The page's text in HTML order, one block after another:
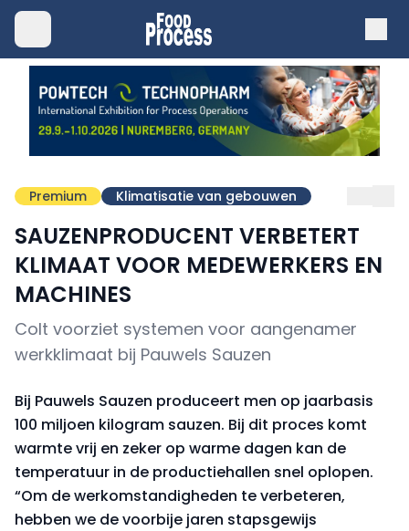
Premium Klimatisatie van gebouwen
SAUZENPRODUCENT VERBETERT
KLIMAAT VOOR MEDEWERKERS EN
MACHINES
Colt voorziet systemen voor aangenamer
werkklimaat bij Pauwels Sauzen
Bij Pauwels Sauzen produceert men op jaarbasis
100 miljoen kilogram sauzen. Bij dit proces komt
warmte vrij en zeker op warme dagen kan de
temperatuur in de productiehallen snel oplopen.
“Om de werkomstandigheden te verbeteren,
hebben we de voorbije jaren stapsgewijs